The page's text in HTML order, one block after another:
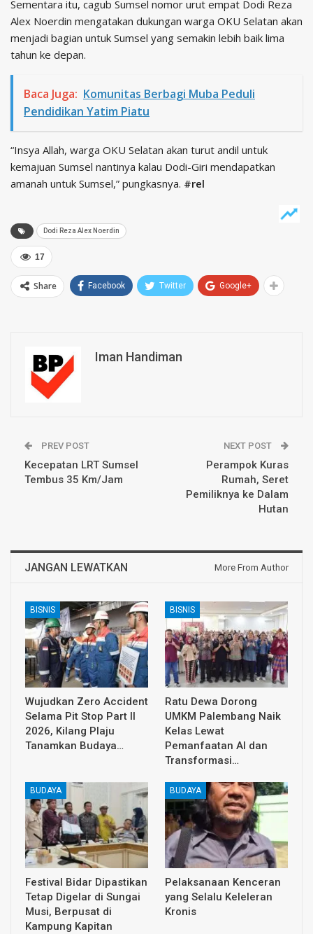
Sementara itu, cagub Sumsel nomor urut empat Dodi Reza
Alex Noerdin mengatakan dukungan warga OKU Selatan akan
menjadi bagian untuk Sumsel yang semakin lebih baik lima
tahun ke depan.
Baca Juga: Komunitas Berbagi Muba Peduli
Pendidikan Yatim Piatu
“Insya Allah, warga OKU Selatan akan turut andil untuk
kemajuan Sumsel nantinya kalau Dodi-Giri mendapatkan
amanah untuk Sumsel,” pungkasnya. #rel
Dodi Reza Alex Noerdin
17
Share Facebook Twitter Google+
Iman Handiman
PREV POST
Kecepatan LRT Sumsel
Tembus 35 Km/Jam
NEXT POST
Perampok Kuras
Rumah, Seret
Pemiliknya ke Dalam
Hutan
JANGAN LEWATKAN More From Author
BISNIS
Wujudkan Zero Accident
Selama Pit Stop Part II
2026, Kilang Plaju
Tanamkan Budaya…
BISNIS
Ratu Dewa Dorong
UMKM Palembang Naik
Kelas Lewat
Pemanfaatan AI dan
Transformasi…
BUDAYA
Festival Bidar Dipastikan
Tetap Digelar di Sungai
Musi, Berpusat di
Kampung Kapitan
BUDAYA
Pelaksanaan Kenceran
yang Selalu Keleleran
Kronis